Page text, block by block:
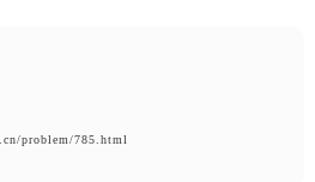
problem/785.html